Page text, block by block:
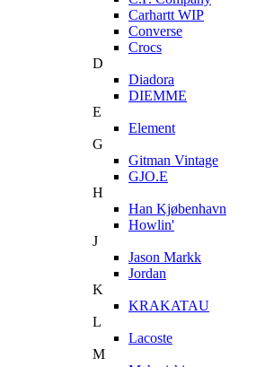
Carhartt WIP
Converse
Crocs
D
Diadora
DIEMME
E
Element
G
Gitman Vintage
GJO.E
H
Han Kjøbenhavn
Howlin'
J
Jason Markk
Jordan
K
KRAKATAU
L
Lacoste
M